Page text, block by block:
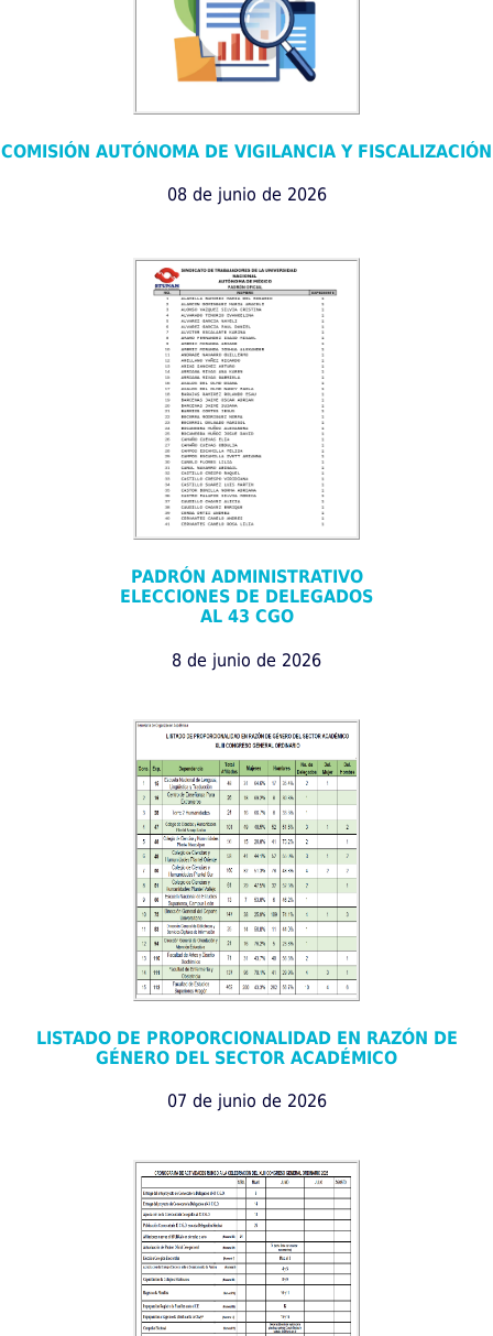
COMISIÓN AUTÓNOMA DE VIGILANCIA Y FISCALIZACIÓN
08 de junio de 2026
PADRÓN ADMINISTRATIVO
ELECCIONES DE DELEGADOS
AL 43 CGO
8 de junio de 2026
LISTADO DE PROPORCIONALIDAD EN RAZÓN DE
GÉNERO DEL SECTOR ACADÉMICO
07 de junio de 2026